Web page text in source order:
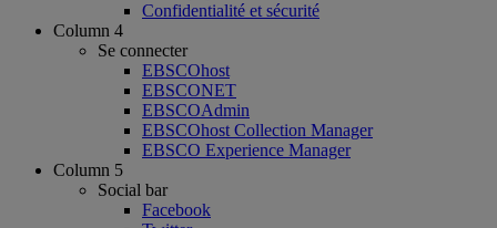
Confidentialité et sécurité
Column 4
Se connecter
EBSCOhost
EBSCONET
EBSCOAdmin
EBSCOhost Collection Manager
EBSCO Experience Manager
Column 5
Social bar
Facebook